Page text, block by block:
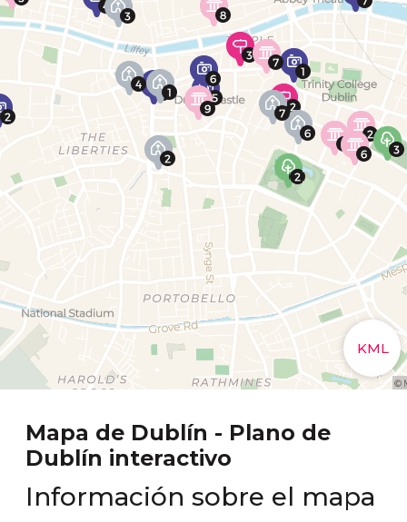
Mapa de Dublín - Plano de
Dublín interactivo
Información sobre el mapa